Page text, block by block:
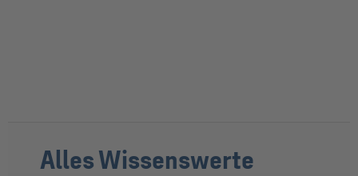
Alles Wissenswerte